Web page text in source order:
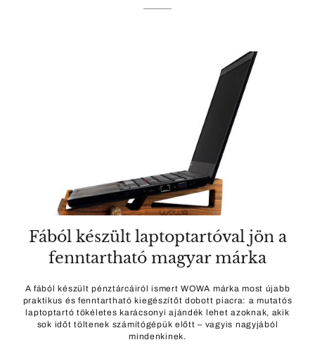
Fából készült laptoptartóval jön a
fenntartható magyar márka
A fából készült pénztárcáiról ismert WOWA márka most újabb
praktikus és fenntartható kiegészítőt dobott piacra: a mutatós
laptoptartó tökéletes karácsonyi ajándék lehet azoknak, akik
sok időt töltenek számítógépük előtt – vagyis nagyjából
mindenkinek.